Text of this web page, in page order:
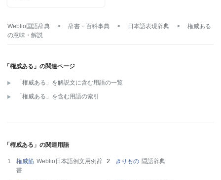
Weblio国語辞典 > 辞書・百科事典 > 日本語表現辞典 >
権威ある
の意味・解説
「権威ある」の関連ページ
「権威ある」を解説文に含む用語の一覧
「権威ある」を含む用語の索引
「権威ある」の関連用語
権威筋 Weblio日本語例文用例辞
書
きりもの 隠語辞典